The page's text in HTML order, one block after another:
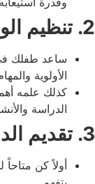
2. تنظيم الوقت وتحديد الأولويات:
ساعد طفلك
الأولوية
كذلك علمه
الدراسة
3. تقديم الدعم العاطفي:
أولاً كن